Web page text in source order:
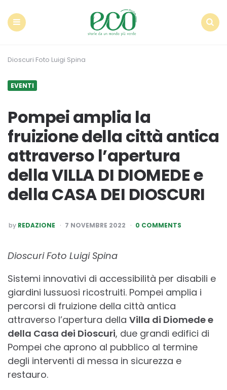
Dioscuri Foto Luigi Spina
EVENTI
Pompei amplia la
fruizione della città antica
attraverso l’apertura
della VILLA DI DIOMEDE e
della CASA DEI DIOSCURI
POSTED
BY
by REDAZIONE 7 NOVEMBRE 2022 0 COMMENTS
Dioscuri Foto Luigi Spina
Sistemi innovativi di accessibilità per disabili e
giardini lussuosi ricostruiti. Pompei amplia i
percorsi di fruizione della città antica
attraverso l’apertura della Villa di Diomede e
della Casa dei Dioscuri, due grandi edifici di
Pompei che aprono al pubblico al termine
degli interventi di messa in sicurezza e
restauro.